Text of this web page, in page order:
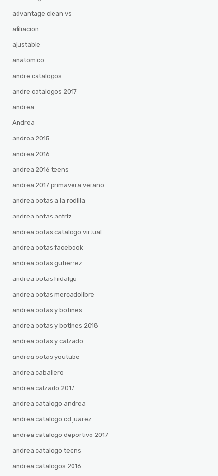
advantage clean vs
afiliacion
ajustable
anatomico
andre catalogos
andre catalogos 2017
andrea
Andrea
andrea 2015
andrea 2016
andrea 2016 teens
andrea 2017 primavera verano
andrea botas a la rodilla
andrea botas actriz
andrea botas catalogo virtual
andrea botas facebook
andrea botas gutierrez
andrea botas hidalgo
andrea botas mercadolibre
andrea botas y botines
andrea botas y botines 2018
andrea botas y calzado
andrea botas youtube
andrea caballero
andrea calzado 2017
andrea catalogo andrea
andrea catalogo cd juarez
andrea catalogo deportivo 2017
andrea catalogo teens
andrea catalogos 2016